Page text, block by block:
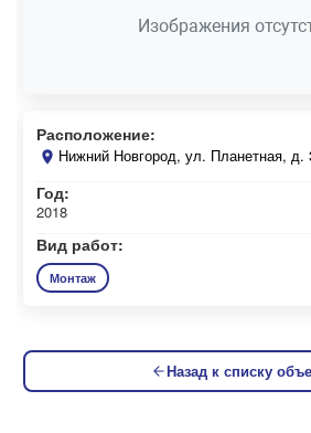
Изображения
Расположение:
Нижний Новгород, ул. Планетная, д.
Год:
2018
Вид работ:
Монтаж
Назад к списку